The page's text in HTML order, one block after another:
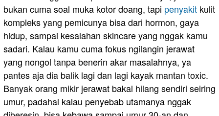
bukan cuma soal muka kotor doang, tapi penyakit kulit
kompleks yang pemicunya bisa dari hormon, gaya
hidup, sampai kesalahan skincare yang nggak kamu
sadari. Kalau kamu cuma fokus ngilangin jerawat
yang nongol tanpa benerin akar masalahnya, ya
pantes aja dia balik lagi dan lagi kayak mantan toxic.
Banyak orang mikir jerawat bakal hilang sendiri seiring
umur, padahal kalau penyebab utamanya nggak